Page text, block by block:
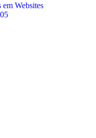
Websites